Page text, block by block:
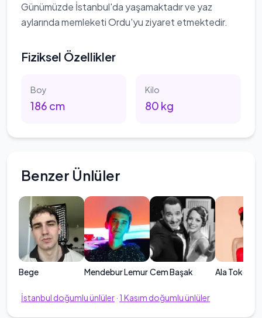
Günümüzde İstanbul'da yaşamaktadır ve yaz
aylarında memleketi Ordu'yu ziyaret etmektedir.
Fiziksel Özellikler
Boy
186 cm
Kilo
80 kg
Benzer Ünlüler
Bege Mendebur LemurCem Başak Ala Tokel
İstanbul doğumlu ünlüler· 1 Kasım doğumlu ünlüler